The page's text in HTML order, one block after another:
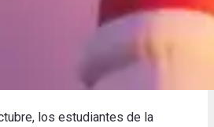
los estudiantes de la